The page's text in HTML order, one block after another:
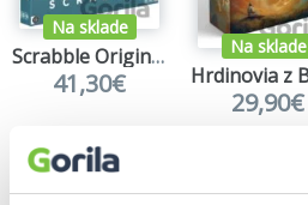
Na sklade
Scrabble Original (SK drevená verzia)
41,30€
Na sklade
29,90€